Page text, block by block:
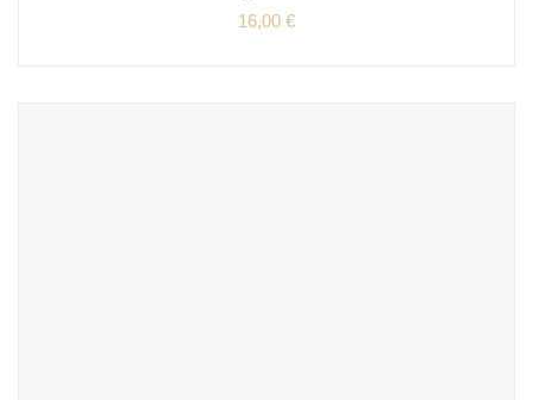
16,00 €